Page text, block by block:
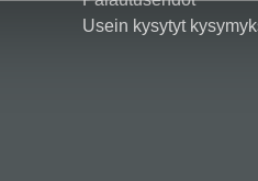
Usein kysytyt